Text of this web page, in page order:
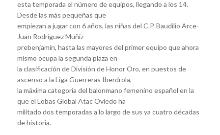
esta temporada el número de equipos, llegando a los 14.
Desde las más pequeñas que
empiezan a jugar con 6 años, las niñas del C.P. Baudilio Arce-
Juan Rodríguez Muñiz
prebenjamín, hasta las mayores del primer equipo que ahora
mismo ocupa la segunda plaza en
la clasificación de División de Honor Oro, en puestos de
ascenso a la Liga Guerreras Iberdrola,
la máxima categoría del balonmano femenino español en la
que el Lobas Global Atac Oviedo ha
militado dos temporadas a lo largo de sus ya cuatro décadas
de historia.